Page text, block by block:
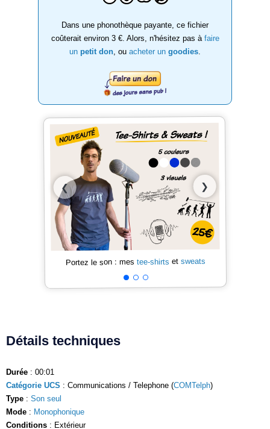
Dans une phonothèque payante, ce fichier
coûterait environ 3 €. Alors, n'hésitez pas à faire
un petit don , ou acheter un goodies
❮ ❯
Portez le son : mes tee-shirts et sweats
Détails techniques
Durée : 00:01
Catégorie UCS : Communications / Telephone (COMTelph)
Type : Son seul
Mode : Monophonique
Conditions : Extérieur